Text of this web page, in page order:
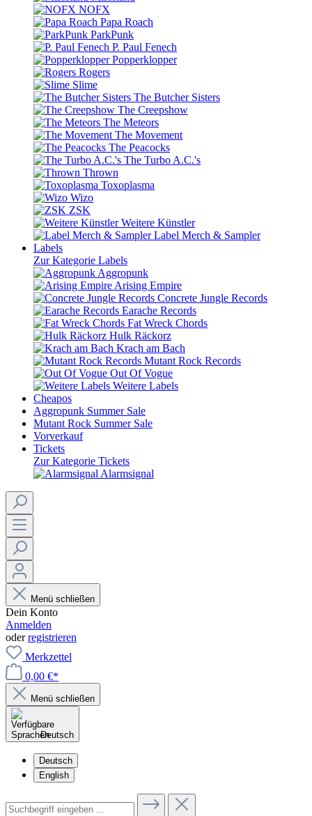
NOFX
Papa Roach
ParkPunk
P. Paul Fenech
Popperklopper
Rogers
Slime
The Butcher Sisters
The Creepshow
The Meteors
The Movement
The Peacocks
The Turbo A.C.'s
Thrown
Toxoplasma
Wizo
ZSK
Weitere Künstler
Label Merch & Sampler
Labels
Zur Kategorie Labels
Aggropunk
Arising Empire
Concrete Jungle Records
Earache Records
Fat Wreck Chords
Hulk Räckorz
Krach am Bach
Mutant Rock Records
Out Of Vogue
Weitere Labels
Cheapos
Aggropunk Summer Sale
Mutant Rock Summer Sale
Vorverkauf
Tickets
Zur Kategorie Tickets
Alarmsignal
Menü schließen
Dein Konto
Anmelden
oderregistrieren
Merkzettel
0,00 €*
Menü schließen
Deutsch
Deutsch
English